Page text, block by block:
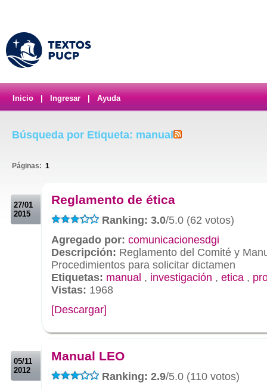
Inicio Ingresar Ayuda
Búsqueda por Etiqueta: manual
Páginas: 1
27/01
2015
Reglamento de ética
Ranking: 3.0/5.0 (62 votos)
Agregado por: comunicacionesdgi
Descripción: Reglamento del Comité y
Procedimientos para solicitar dictamen
Etiquetas: manual , investigación , etica ,
Vistas: 1968
[Descargar]
05/11
2012
Manual LEO
Ranking: 2.9/5.0 (110 votos)